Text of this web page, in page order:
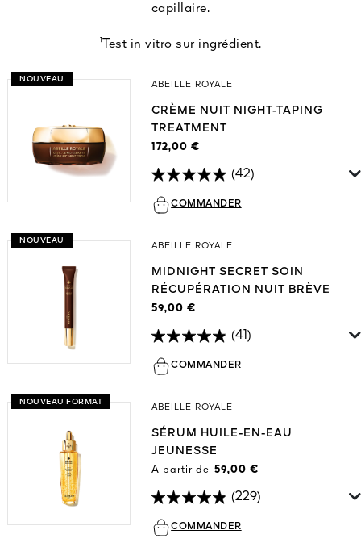
capillaire.
¹Test in vitro sur ingrédient.
NOUVEAU
ABEILLE ROYALE
CRÈME NUIT NIGHT-TAPING
TREATMENT
172,00 €
(42)
COMMANDER
NOUVEAU
ABEILLE ROYALE
MIDNIGHT SECRET SOIN
RÉCUPÉRATION NUIT BRÈVE
59,00 €
(41)
COMMANDER
NOUVEAU FORMAT
ABEILLE ROYALE
SÉRUM HUILE-EN-EAU
JEUNESSE
A partir de 59,00 €
(229)
COMMANDER